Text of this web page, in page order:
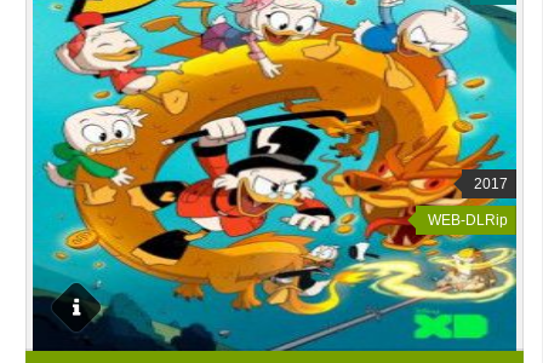
2017
WEB-DLRip